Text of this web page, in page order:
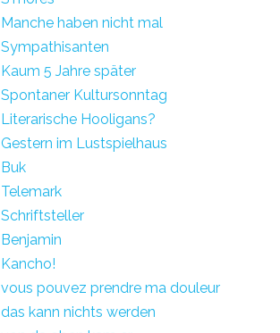
Manche haben nicht mal
Sympathisanten
Kaum 5 Jahre später
Spontaner Kultursonntag
Literarische Hooligans?
Gestern im Lustspielhaus
Buk
Telemark
Schriftsteller
Benjamin
Kancho!
vous pouvez prendre ma douleur
das kann nichts werden